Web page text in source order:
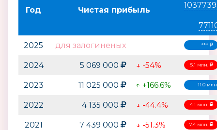
Год Чистая прибыль
2025 для залогиненых ***
2024 5 069 000 ↓ -54% 5.1 млн.
2023 11 025 000 ↑ +166.6% 11.0
2022 4 135 000 ↓ -44.4% 4.1 млн.
2021 7 439 000 ↓ -51.3% 7.4 млн.